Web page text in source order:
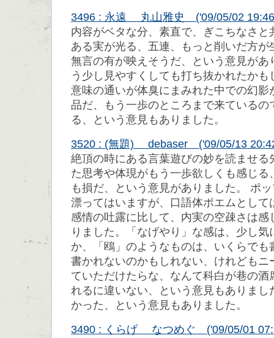
3496 : 永遠 丸山雅史 ('09/05/02
内容がベタな分、素直で、ぎこちなさと
ある実が光る、五連、もっと削いだ方が
無言の有が映えそうだ、という意見があ
う少し見やすくしても打ち抜かれたか
意味の通いが体臭にまみれた中での幻影
品だ、もう一歩のところまで来ているの
る、という意見もありました。
3520 : (無題) debaser ('09/05/13
絶頂の時にある言葉遊びの妙を読ませる
た思考や体現がもう一歩欲しくも感じる
も損だ、という意見がありました。 ポ
漂ってはいますが、口語体ポエムとして
感情の吐露に比して、内実の空疎さは感
りました。「なげやり」な感は、少し
か、「鴎」のようなものは、いくらでも
書かれないのかもしれない、けれどもニ
ていただけたらな、なんて科白が巷の酒
れるに違いない、という意見もありまし
かった、という意見もありました。
3490 : くらげ なつめぐ ('09/05/01